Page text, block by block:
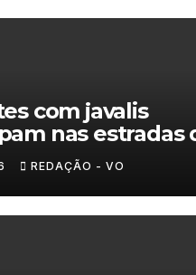
com javalis
nas estradas
Montes
REDAÇÃO - VO